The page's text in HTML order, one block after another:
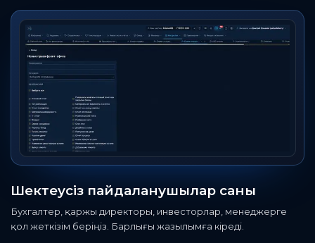
Шектеусіз пайдаланушылар саны
Бухгалтер, қаржы директоры, инвесторлар, менеджерге
қол жеткізім беріңіз. Барлығы жазылымға кіреді.